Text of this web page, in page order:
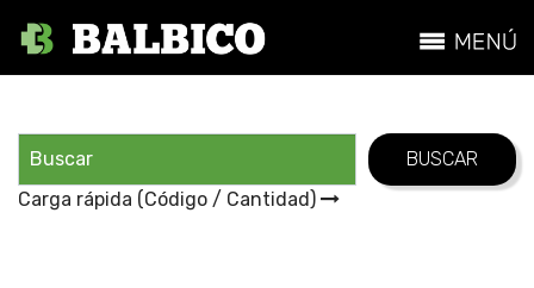
Carga rápida (Código / Cantidad)